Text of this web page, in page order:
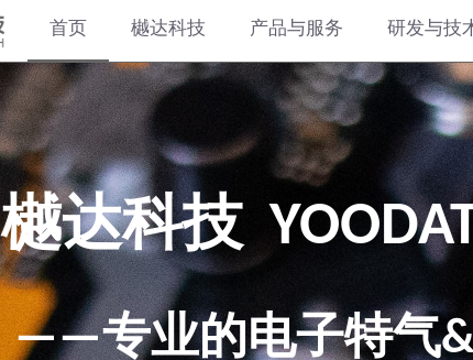
首页 樾达科技 产品与服务 研发与技
樾达科技
——专业的电子